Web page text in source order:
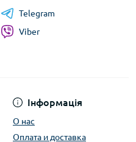
Інформація
О нас
Оплата и доставка
Telegram
Viber